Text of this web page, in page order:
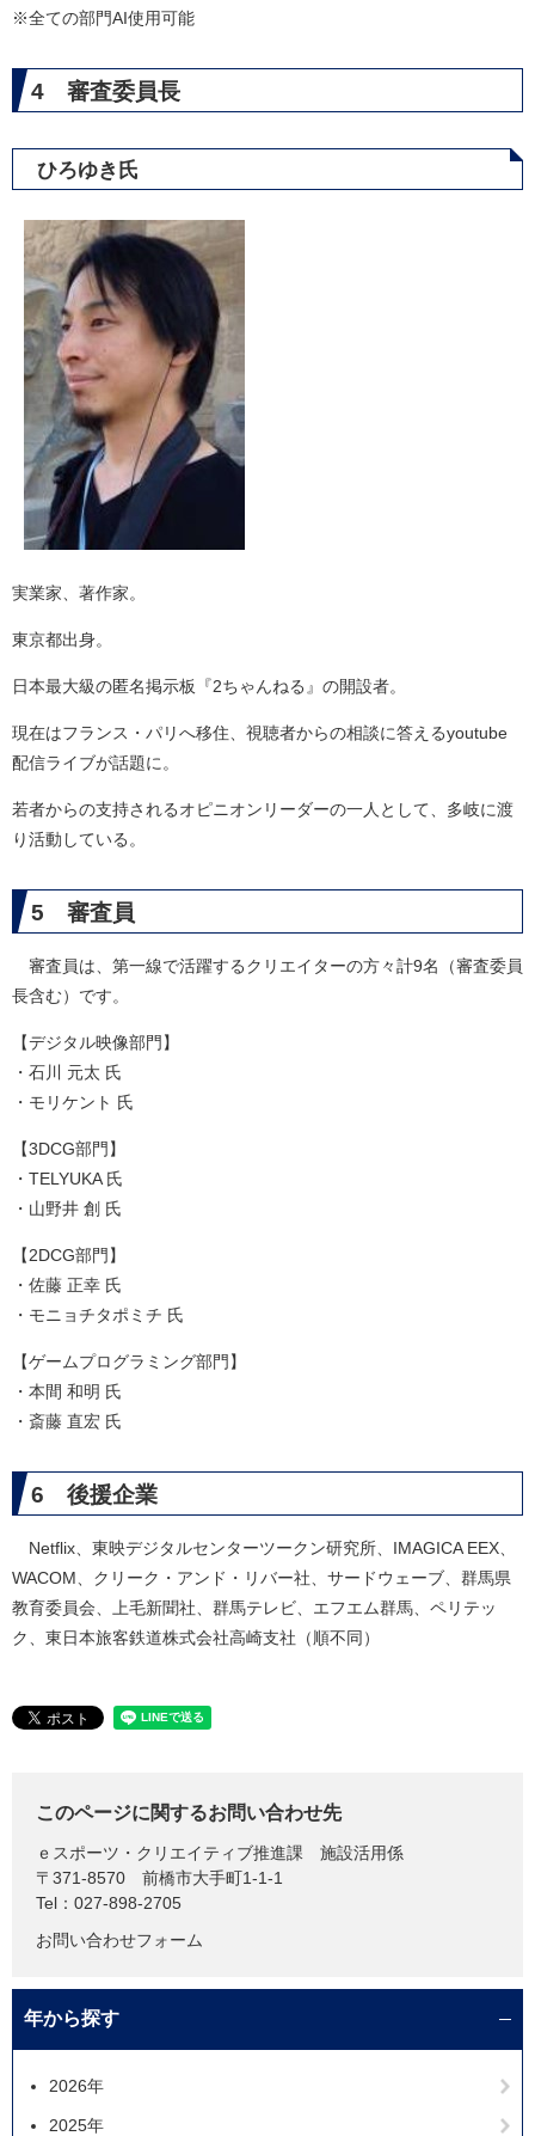
※全ての部門AI使用可能
4 審査委員長
ひろゆき氏
実業家、著作家。
東京都出身。
日本最大級の匿名掲示板『2ちゃんねる』の開設者。
現在はフランス・パリへ移住、視聴者からの相談に答えるyoutube
配信ライブが話題に。
若者からの支持されるオピニオンリーダーの一人として、多岐に渡
り活動している。
5 審査員
審査員は、第一線で活躍するクリエイターの方々計9名（審査委員
長含む）です。
【デジタル映像部門】
・石川 元太 氏
・モリケント 氏
【3DCG部門】
・TELYUKA 氏
・山野井 創 氏
【2DCG部門】
・佐藤 正幸 氏
・モニョチタポミチ 氏
【ゲームプログラミング部門】
・本間 和明 氏
・斎藤 直宏 氏
6 後援企業
Netflix、東映デジタルセンターツークン研究所、IMAGICA EEX、
WACOM、クリーク・アンド・リバー社、サードウェーブ、群馬県
教育委員会、上毛新聞社、群馬テレビ、エフエム群馬、ペリテッ
ク、東日本旅客鉄道株式会社高崎支社（順不同）
このページに関するお問い合わせ先
ｅスポーツ・クリエイティブ推進課
施設活用係
〒371-8570
前橋市大手町1-1-1
Tel：027-898-2705
お問い合わせフォーム
年から探す
2026年
2025年